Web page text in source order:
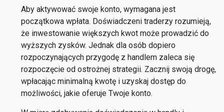
Aby aktywować swoje konto, wymagana jest
początkowa wpłata. Doświadczeni traderzy rozumieją,
że inwestowanie większych kwot może prowadzić do
wyższych zysków. Jednak dla osób dopiero
rozpoczynających przygodę z handlem zaleca się
rozpoczęcie od ostrożnej strategii. Zacznij swoją drogę,
wpłacając minimalną kwotę i uzyskaj dostęp do
możliwości, jakie oferuje Twoje konto.